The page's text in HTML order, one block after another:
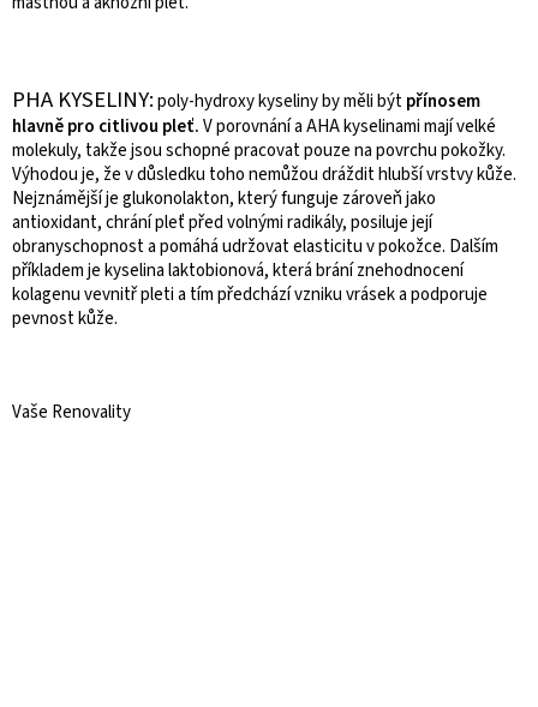
PHA KYSELINY:poly-hydroxy kyseliny by měli býtpřínosem
hlavně pro citlivou pleť.V porovnání a AHA kyselinami mají velké
molekuly, takže jsou schopné pracovat pouze na povrchu pokožky.
Výhodou je, že v důsledku toho nemůžou dráždit hlubší vrstvy kůže.
Nejznámější je glukonolakton, který funguje zároveň jako
antioxidant, chrání pleť před volnými radikály, posiluje její
obranyschopnost a pomáhá udržovat elasticitu v pokožce. Dalším
příkladem je kyselina laktobionová, která brání znehodnocení
kolagenu vevnitř pleti a tím předchází vzniku vrásek a podporuje
pevnost kůže.
Vaše Renovality